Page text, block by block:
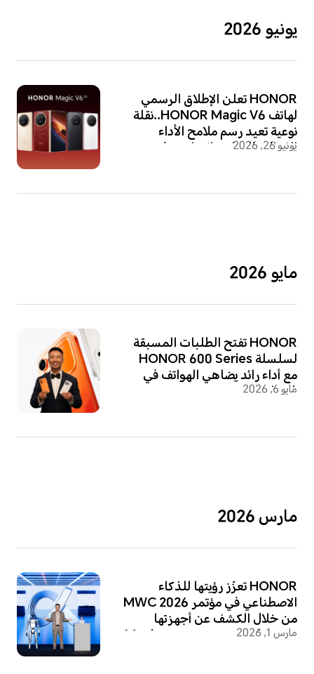
يونيو 2026
HONOR تعلن الإطلاق الرسمي
لهاتف HONOR Magic V6..نقلة
نوعية تعيد رسم ملامح الأداء
الفعال والمتانة والإنتاجية في
يونيو 26, 2026
مايو 2026
HONOR تفتح الطلبات المسبقة
لسلسلة HONOR 600 Series
مع أداء رائد يضاهي الهواتف في
فئتها
مايو 6, 2026
مارس 2026
HONOR تعزّز رؤيتها للذكاء
الاصطناعي في مؤتمر MWC 2026
من خلال الكشف عن أجهزتها
روبوت فون وروبوت بشري وMagic مارس 1, 2026